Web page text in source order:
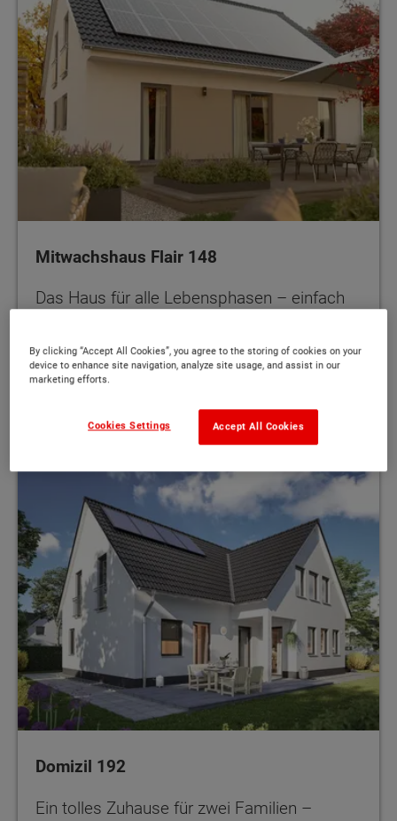
Mitwachshaus Flair 148
Das Haus für alle Lebensphasen – einfach
Domizil 192
Ein tolles Zuhause für zwei Familien –
By clicking “Accept All Cookies”, you agree to the storing of cookies on your
device to enhance site navigation, analyze site usage, and assist in our
marketing efforts.
Accept All Cookies
Cookies Settings